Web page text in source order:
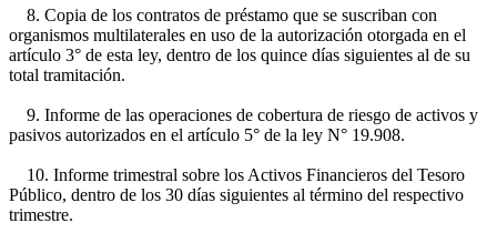
8. Copia de los contratos de préstamo que se suscriban con
organismos multilaterales en uso de la autorización otorgada en el
artículo 3° de esta ley, dentro de los quince días siguientes al de su
total tramitación.
9. Informe de las operaciones de cobertura de riesgo de activos y
pasivos autorizados en el artículo 5° de la ley N° 19.908.
10. Informe trimestral sobre los Activos Financieros del Tesoro
Público, dentro de los 30 días siguientes al término del respectivo
trimestre.